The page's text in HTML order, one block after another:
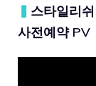
▍ 스타일리
사전예약 PV